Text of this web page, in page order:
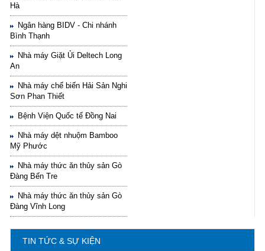
Hà
Ngân hàng BIDV - Chi nhánh
Bình Thạnh
Nhà máy Giặt Ủi Deltech Long
An
Nhà máy chế biến Hải Sản Nghi
Sơn Phan Thiết
Bệnh Viện Quốc tế Đồng Nai
Nhà máy dệt nhuộm Bamboo
Mỹ Phước
Nhà máy thức ăn thủy sản Gò
Đàng Bến Tre
Nhà máy thức ăn thủy sản Gò
Đàng Vĩnh Long
TIN TỨC & SỰ KIỆN
21/10/2021
Ô nhiễm nguồn nước và vấn đề sức khỏe
Sử dụng năng lượng mặt trời để xử lý ...